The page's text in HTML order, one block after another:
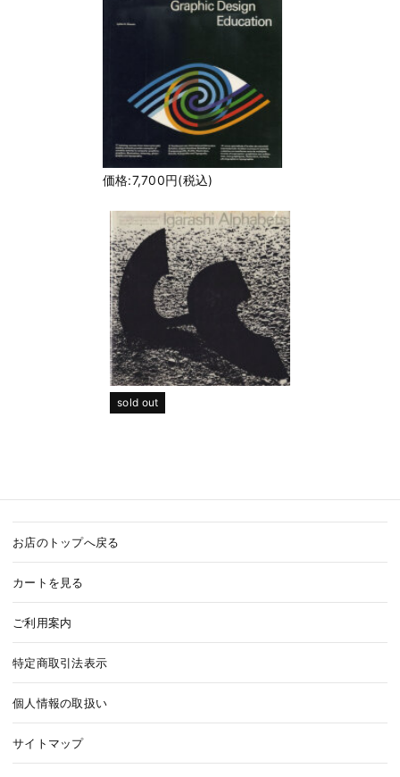
価格:7,700円(税込)
sold out
お店のトップへ戻る
カートを見る
ご利用案内
特定商取引法表示
個人情報の取扱い
サイトマップ